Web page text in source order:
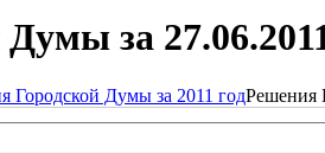
за
Городской Думы за 2011 годРешения